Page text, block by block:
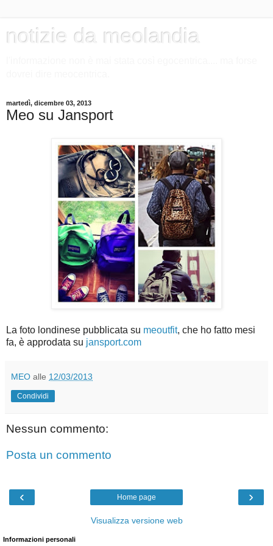
notizie da meolandia
martedì, dicembre 03, 2013
Meo su Jansport
La foto londinese pubblicata su meoutfit, che ho fatto mesi
fa, è approdata su jansport.com
MEO alle 12/03/2013
Condividi
Nessun commento:
Posta un commento
‹ ›
Home page
Visualizza versione web
Informazioni personali